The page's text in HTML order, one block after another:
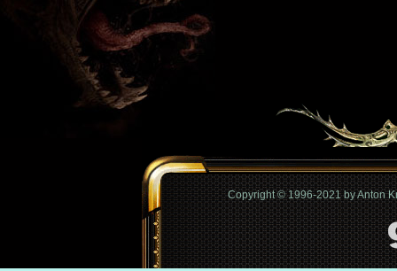
Copyright © 1996-2021 by Anton